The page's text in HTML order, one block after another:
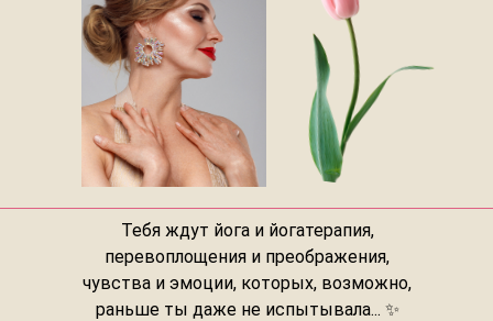
Тебя ждут йога и йогатерапия,
перевоплощения и преображения,
чувства и эмоции, которых, возможно,
раньше ты даже не испытывала... ✨